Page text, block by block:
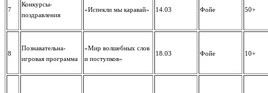
7
Конкурсы-
поздравления
«Испекли мы каравай» 14.03 Фойе 50+
8
Познавательна-
игровая программа
«Мир волшебных слов
и поступков»
18.03 Фойе 10+